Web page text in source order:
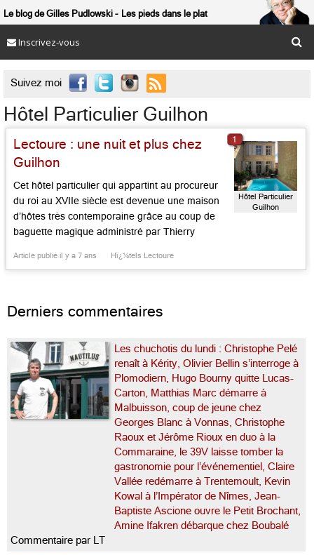
Le blog de Gilles Pudlowski Les pieds dans le plat
Inscrivez-vous
Suivez moi 
Hôtel Particulier Guilhon
Lectoure : une nuit et plus chez
Guilhon
Cet hôtel particulier qui appartint au procureur
du roi au XVIIe siècle est devenue une maison
d’hôtes très contemporaine grâce au coup de
baguette magique administré par Thierry
Castres, féru d’art contemporain et de musique,
Article publié il y a 7 ans Hï¿½tels Lectoure
Hôtel Particulier
Guilhon
1
Derniers commentaires
Les chuchotis du lundi : Christophe Pelé
renaît à Kérity, Olivier Bellin s’interroge à
Plomodiern, Hugo Bourny quitte Lucas-
Carton, Matthias Marc démarre à
Malbuisson, coup de jeune chez
Georges Blanc à Vonnas, Christophe
Raoux et Jérôme Rioux en duo à la
Commaraine, le 39V laisse tomber la
gastronomie pour l’événementiel, Claire
Vallée redémarre à Trentemoult, Kevin
Kowal à l’Impérator de Nîmes, Jean-
Baptiste Ascione ouvre le Petit Brochant,
Amine Ifakren débarque chez Boubalé
Commentaire par LT